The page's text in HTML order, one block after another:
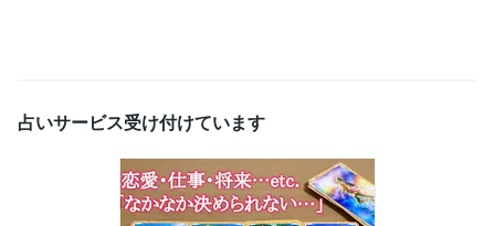
占いサービス受け付けています